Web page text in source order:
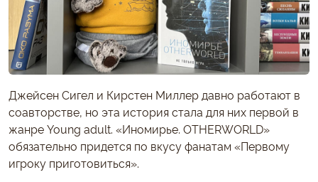
Джейсен Сигел и Кирстен Миллер давно работают в
соавторстве, но эта история стала для них первой в
жанре Young adult. «Иномирье. OTHERWORLD»
обязательно придется по вкусу фанатам «Первому
игроку приготовиться».